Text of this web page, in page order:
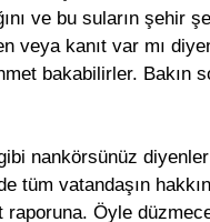
ve bu suların şehir
veya kanıt var mı
bakabilirler. Bakın
nankörsünüz
tüm vatandaşın
raporuna. Öyle